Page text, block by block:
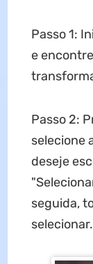
Passo 1:
e
Passo 2:
selecione
deseje
seguida,
selecionar.